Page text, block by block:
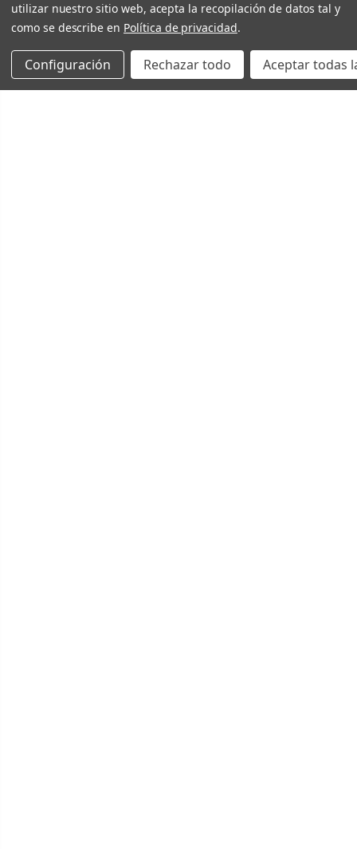
utilizar nuestro sitio web, acepta la recopilación de datos tal y
como se describe en Política de privacidad.
Configuración Rechazar todo Aceptar todas